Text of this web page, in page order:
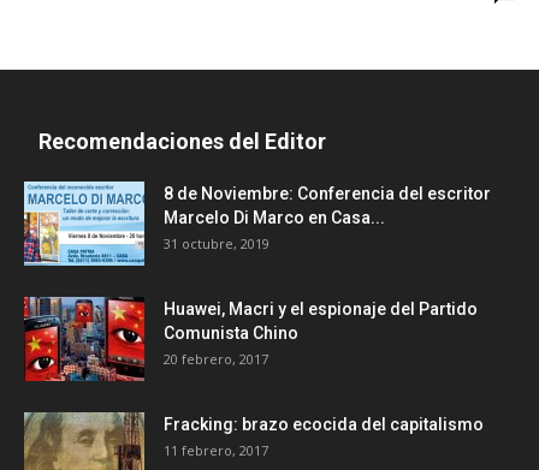
Recomendaciones del Editor
8 de Noviembre: Conferencia del escritor
Marcelo Di Marco en Casa...
31 octubre, 2019
Huawei, Macri y el espionaje del Partido
Comunista Chino
20 febrero, 2017
Fracking: brazo ecocida del capitalismo
11 febrero, 2017